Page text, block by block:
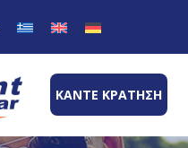
ΚΑΝΤΕ ΚΡΑΤΗΣΗ